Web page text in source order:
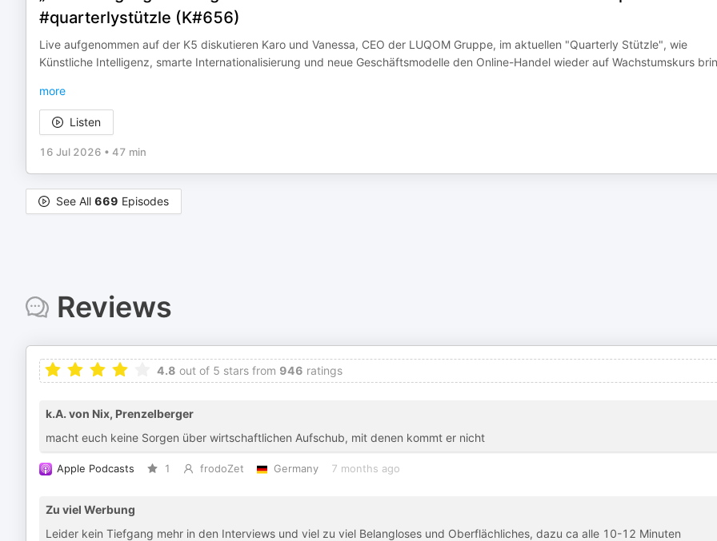
#quarterlystützle (K#656)
Live aufgenommen auf der K5 diskutieren Karo und Vanessa, CEO der LUQOM Gruppe, im aktuellen "Quarterly Stützle", wie
Künstliche Intelligenz, smarte Internationalisierung und neue Geschäftsmodelle den Online-Handel wieder auf Wachstumskurs
more
Listen
16 Jul 2026 • 47 min
See All 669 Episodes
Reviews
4.8 out of 5 stars from 946 ratings
k.A. von Nix, Prenzelberger
macht euch keine Sorgen über wirtschaftlichen Aufschub, mit denen kommt er nicht
Apple Podcasts 1 frodoZet Germany 7 months ago
Zu viel Werbung
Leider kein Tiefgang mehr in den Interviews und viel zu viel Belangloses und Oberflächliches, dazu ca alle 10-12 Minuten